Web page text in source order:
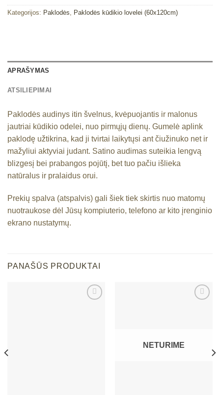
Kategorijos: Paklodės Paklodės kūdikio lovelei (60x120cm)
APRAŠYMAS
ATSILIEPIMAI
Paklodės audinys itin švelnus, kvėpuojantis ir malonus
jautriai kūdikio odelei, nuo pirmųjų dienų. Gumelė aplink
paklodę užtikrina, kad ji tvirtai laikytųsi ant čiužinuko net ir
mažyliui aktyviai judant. Satino audimas suteikia lengvą
blizgesį bei prabangos pojūtį, bet tuo pačiu išlieka
natūralus ir pralaidus orui.
Prekių spalva (atspalvis) gali šiek tiek skirtis nuo matomų
nuotraukose dėl Jūsų kompiuterio, telefono ar kito įrenginio
ekrano nustatymų.
PANAŠŪS PRODUKTAI
NETURIME